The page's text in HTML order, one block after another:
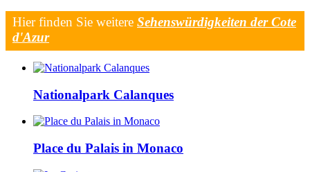
Hier finden Sie weitere Sehenswürdigkeiten der Cote
d'Azur
Nationalpark Calanques
Place du Palais in Monaco